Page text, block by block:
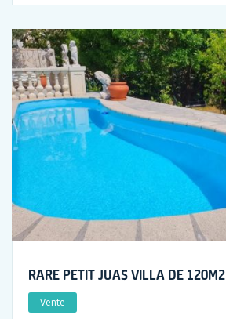
RARE PETIT JUAS VILLA DE 120M2
Vente